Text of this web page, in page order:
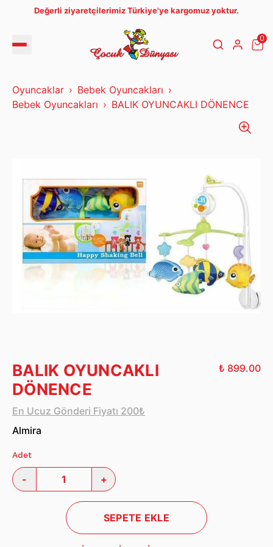
Değerli ziyaretçilerimiz Türkiye'ye kargomuz yoktur.
0
Oyuncaklar
Bebek Oyuncakları
Bebek Oyuncakları
BALIK OYUNCAKLI DÖNENCE
BALIK OYUNCAKLI
DÖNENCE
En Ucuz Gönderi Fiyatı 200₺
₺ 899.00
Almira
Adet
- +
SEPETE EKLE